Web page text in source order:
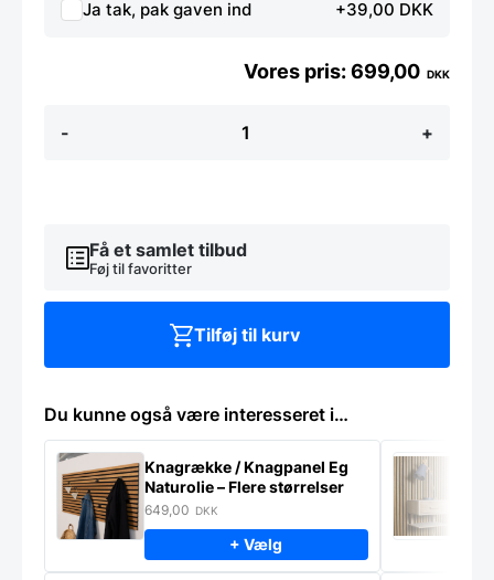
Ja tak, pak gaven ind +39,00 DKK
-
pendel
+
699,00 DKK
Få et samlet tilbud
Føj til favoritter
Tilføj til kurv
Du kunne også være interesseret i…
Knagrække / Knagpanel Eg
Naturolie – Flere størrelser
649,00 DKK
+ Vælg